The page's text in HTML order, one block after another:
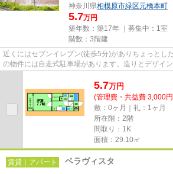
神奈川県相模原市緑区元橋本町
5.7万円
築年数：築17年 ｜募集中： 1室
階数：3階建
近くにはセブンイレブン(徒歩5分)がありちょっとし
の物件には自走式駐車場があります。造りとデザイ
5.7万円
(管理費・共益費 3,000
敷：0ヶ月｜礼：1ヶ月
所在階：2階
間取り：1K
面積：29.10㎡
賃貸｜アパート ベラヴィスタ